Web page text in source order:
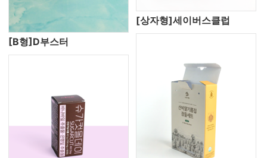
[B형]D부스터
[상자형]세이버스클럽